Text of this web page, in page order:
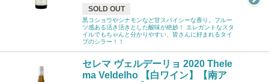
SOLD OUT
黒コショウやシナモンなど甘スパイシーな香り。フルー
ツ感ある活き活きとした酸味が絶妙！ エレガントなスタ
イルでもちゃんと分かりやすい、皆さんに好まれるタイ
プのシラー！！
セレマ ヴェルデーリョ 2020 Thele
ma Veldelho 【白ワイン】【南ア